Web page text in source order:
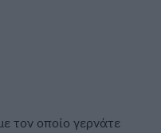
τον οποίο γερνάτε